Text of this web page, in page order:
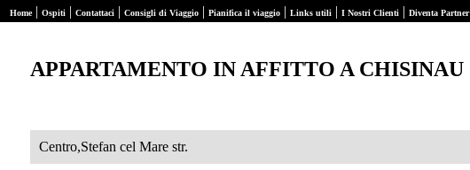
Home| Ospiti | Contattaci | Consigli di Viaggio | Pianifica il viaggio | Links utili | I Nostri Clienti | Diventa Partner
APPARTAMENTO IN AFFITTO A CHISINAU
Centro,Stefan cel Mare str.